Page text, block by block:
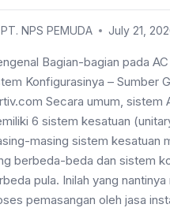
PT. NPS PEMUDA July 21,
Bagian-bagian pada
Konfigurasinya – Sumber
Secara umum, sistem
6 sistem kesatuan
masing sistem kesatuan
berbeda-beda dan sistem
pula. Inilah yang
pemasangan oleh jasa